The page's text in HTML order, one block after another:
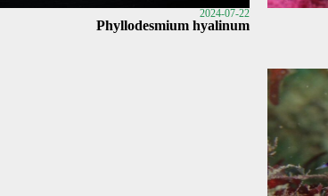
2024-07-22
Phyllodesmium hyalinum